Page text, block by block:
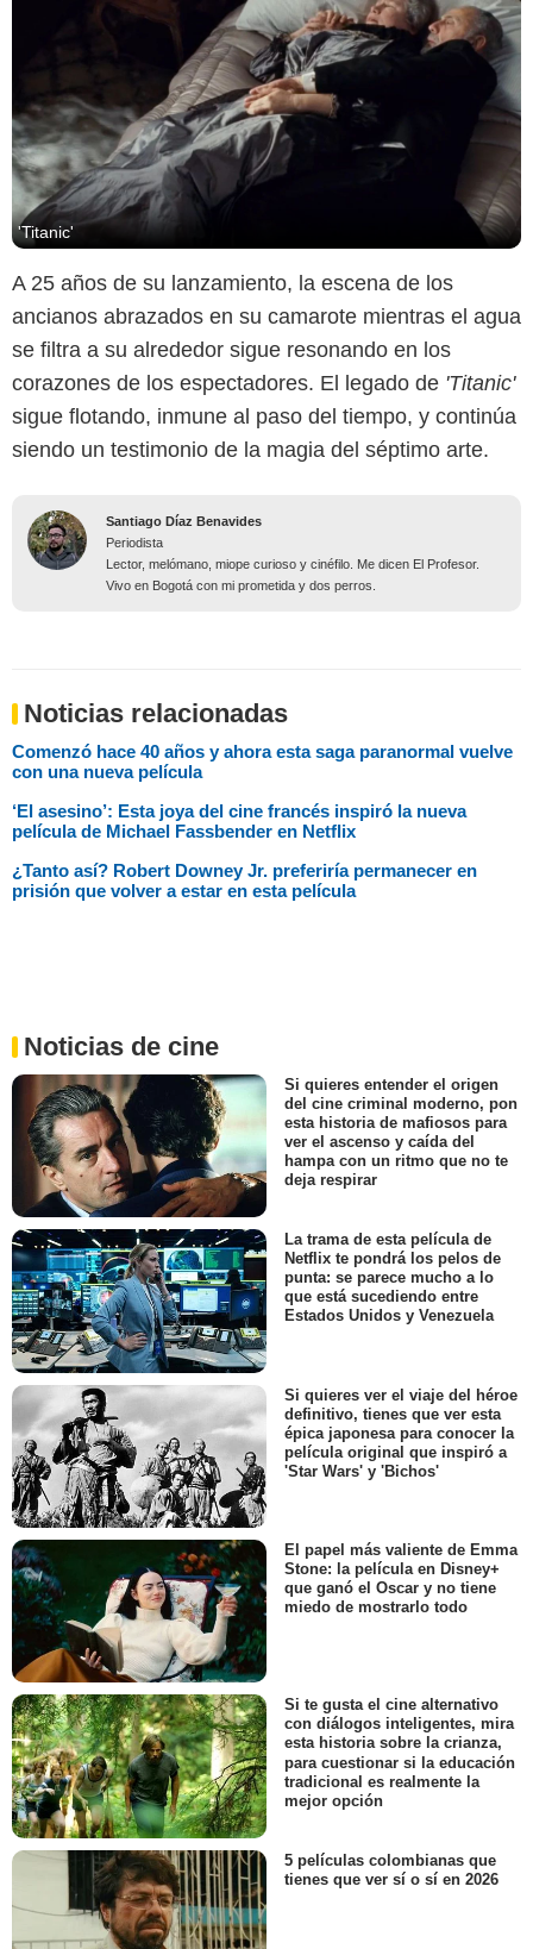
'Titanic'
A 25 años de su lanzamiento, la escena de los
ancianos abrazados en su camarote mientras el agua
se filtra a su alrededor sigue resonando en los
corazones de los espectadores. El legado de 'Titanic'
sigue flotando, inmune al paso del tiempo, y continúa
siendo un testimonio de la magia del séptimo arte.
Santiago Díaz Benavides
Periodista
Lector, melómano, miope curioso y cinéfilo. Me dicen El Profesor.
Vivo en Bogotá con mi prometida y dos perros.
Noticias relacionadas
Comenzó hace 40 años y ahora esta saga paranormal vuelve
con una nueva película
‘El asesino’: Esta joya del cine francés inspiró la nueva
película de Michael Fassbender en Netflix
¿Tanto así? Robert Downey Jr. preferiría permanecer en
prisión que volver a estar en esta película
Noticias de cine
Si quieres entender el origen
del cine criminal moderno, pon
esta historia de mafiosos para
ver el ascenso y caída del
hampa con un ritmo que no te
deja respirar
La trama de esta película de
Netflix te pondrá los pelos de
punta: se parece mucho a lo
que está sucediendo entre
Estados Unidos y Venezuela
Si quieres ver el viaje del héroe
definitivo, tienes que ver esta
épica japonesa para conocer la
película original que inspiró a
'Star Wars' y 'Bichos'
El papel más valiente de Emma
Stone: la película en Disney+
que ganó el Oscar y no tiene
miedo de mostrarlo todo
Si te gusta el cine alternativo
con diálogos inteligentes, mira
esta historia sobre la crianza,
para cuestionar si la educación
tradicional es realmente la
mejor opción
5 películas colombianas que
tienes que ver sí o sí en 2026